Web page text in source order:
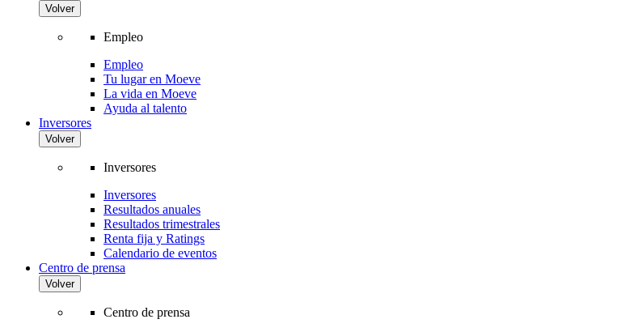
Volver
Empleo
Empleo
Tu lugar en Moeve
La vida en Moeve
Ayuda al talento
Inversores
Volver
Inversores
Inversores
Resultados anuales
Resultados trimestrales
Renta fija y Ratings
Calendario de eventos
Centro de prensa
Volver
Centro de prensa